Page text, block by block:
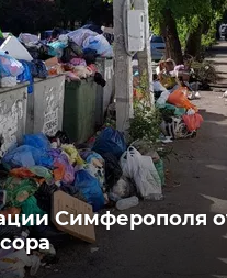
Симферополя